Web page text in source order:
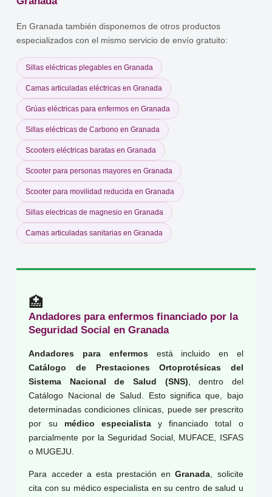
En Granada también disponemos de otros productos
especializados con el mismo servicio de envío gratuito:
Sillas eléctricas plegables en Granada
Camas articuladas eléctricas en Granada
Grúas eléctricas para enfermos en Granada
Sillas eléctricas de Carbono en Granada
Scooters eléctricas baratas en Granada
Scooter para personas mayores en Granada
Scooter para movilidad reducida en Granada
Sillas electricas de magnesio en Granada
Camas articuladas sanitarias en Granada
🏥
Andadores para enfermos financiado por la
Seguridad Social en Granada
Andadores para enfermosestá incluido en el
Catálogo de Prestaciones Ortoprotésicas del
Sistema Nacional de Salud (SNS), dentro del
Catálogo Nacional de Salud. Esto significa que, bajo
determinadas condiciones clínicas, puede ser prescrito
por su médico especialistay financiado total o
parcialmente por la Seguridad Social, MUFACE, ISFAS
o MUGEJU.
Para acceder a esta prestación enGranada, solicite
cita con su médico especialista en su centro de salud u